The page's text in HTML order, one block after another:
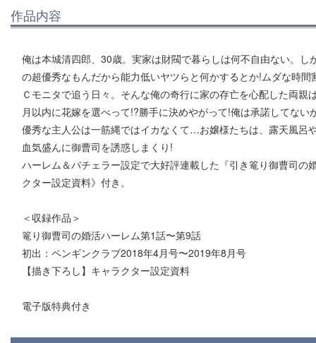
作品内容
俺は本城清四郎、30歳。実家は財閥で暮らしは何不自由ない。
の超優秀なもんだから能力低いヤツらと何かするとか!ムダな時
Ｃモニタで追う日々。そんな俺の奇行に家の存亡を心配した両
月以内に花嫁を選べって!?勝手に決めやがって!俺は承諾してな
優秀な主人公は一筋縄ではイカなくて…お嬢様たちは、露天風呂
血気盛んに御曹司を誘惑しまくり!
ハーレム＆バチェラー設定で大好評連載した『引き篭り御曹司の
クター設定資料》付き。
＜収録作品＞
篭り御曹司の婚活ハーレム第1話〜第9話
初出：ペンギンクラブ2018年4月号〜2019年8月号
【描き下ろし】キャラクター設定資料
電子版特典付き